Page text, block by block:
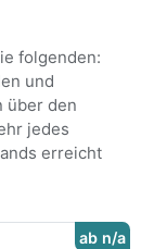
folgenden:
und
über den
jedes
erreicht
ab n/a